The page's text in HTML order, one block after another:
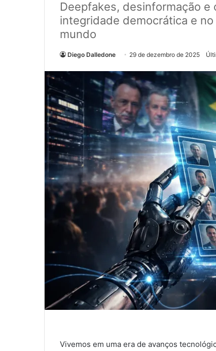
Deepfakes, desinformação e
integridade democrática e
mundo
Diego Dalledone 29 de dezembro de 2025
Vivemos em uma era de avanços